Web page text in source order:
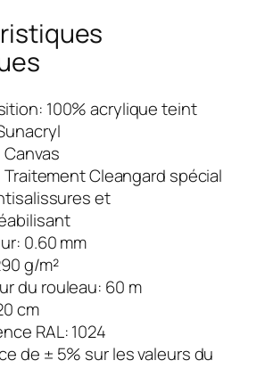
100% acrylique teint
Traitement Cleangard spécial
et
0.60 mm
g/m²
du rouleau: 60 m
cm
RAL: 1024
de ± 5% sur les valeurs du